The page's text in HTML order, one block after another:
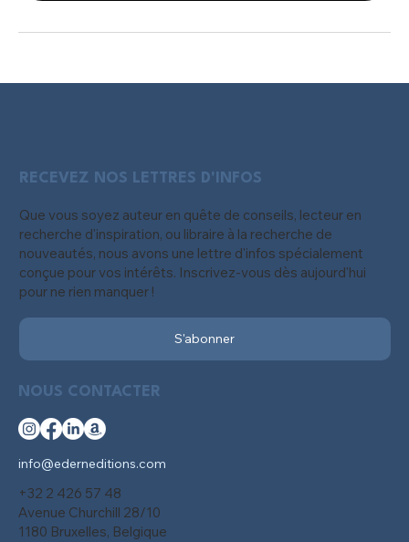
NOUS CONTACTER
info@ederneditions.com
+32 2 426 57 48
Avenue Churchill 28/10
1180 Bruxelles, Belgique
RECEVEZ NOS LETTRES D'INFOS
Que vous soyez auteur en quête de conseils, lecteur en
recherche d'inspiration, ou libraire à la recherche de
nouveautés, nous avons une lettre d'infos spécialement
conçue pour vos intérêts. Inscrivez-vous dès aujourd'hui
pour ne rien manquer !
S'abonner